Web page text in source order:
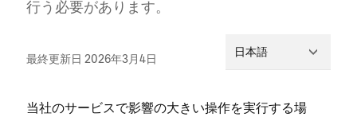
行う必要があります⁠。
最終更新日 2026年3月4日 日本語
当社のサ⁠ービスで影響の大きい操作を実行する場